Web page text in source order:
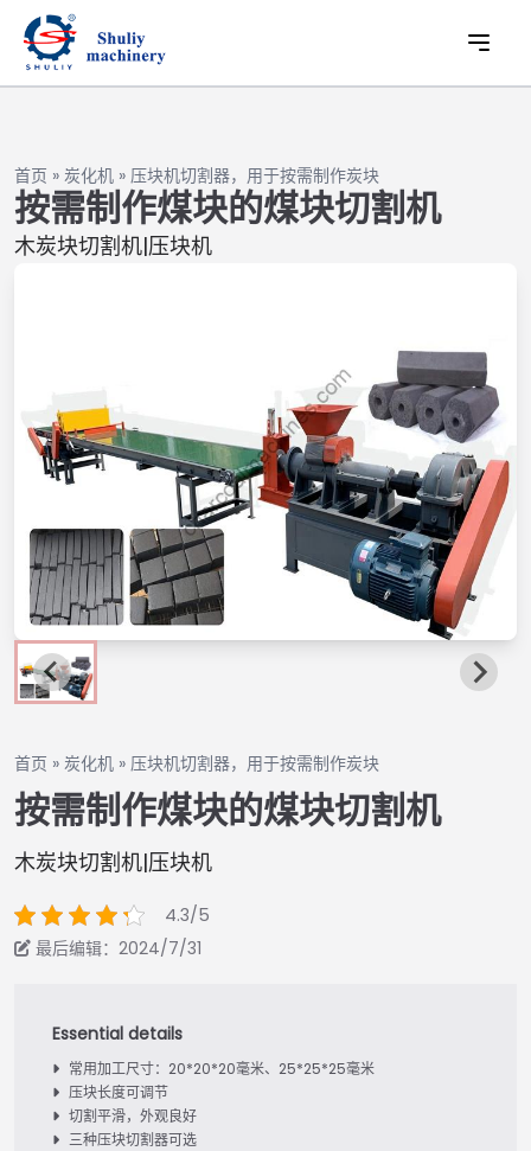
首页 » 炭化机 » 压块机切割器，用于按需制作炭块
按需制作煤块的煤块切割机
木炭块切割机|压块机
首页 » 炭化机 » 压块机切割器，用于按需制作炭块
按需制作煤块的煤块切割机
木炭块切割机|压块机
4.3/5
最后编辑：2024/7/31
常用加工尺寸：20*20*20毫米、25*25*25毫米
压块长度可调节
切割平滑，外观良好
三种压块切割器可选